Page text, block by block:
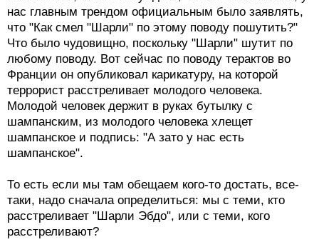
нас главным трендом официальным было заявлять,
что "Как смел "Шарли" по этому поводу пошутить?"
Что было чудовищно, поскольку "Шарли" шутит по
любому поводу. Вот сейчас по поводу терактов во
Франции он опубликовал карикатуру, на которой
террорист расстреливает молодого человека.
Молодой человек держит в руках бутылку с
шампанским, из молодого человека хлещет
шампанское и подпись: "А зато у нас есть
шампанское".
То есть если мы там обещаем кого-то достать, все-
таки, надо сначала определиться: мы с теми, кто
расстреливает "Шарли Эбдо", или с теми, кого
расстреливают?